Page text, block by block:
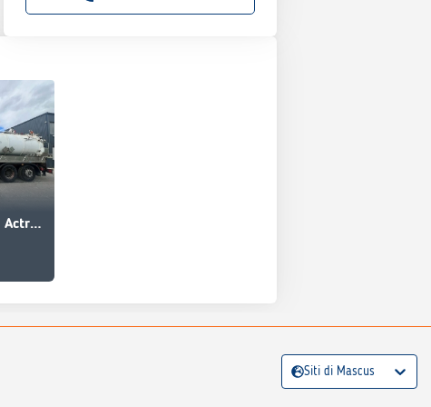
Mercedes-Benz Actros 2541
Siti di Mascus